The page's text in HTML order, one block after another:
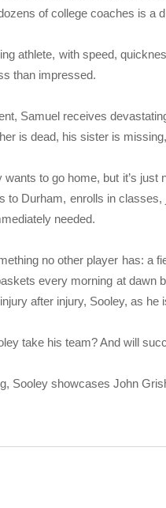
of college coaches is a
athlete, with speed,
than impressed.
Samuel receives
is dead, his sister is
wants to go home, but it’s
to Durham, enrolls in
needed.
no other player has: a
every morning at dawn
after injury, Sooley, as
take his team? And will
Sooley showcases John